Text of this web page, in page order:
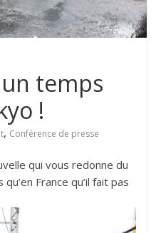
temps
!
, Conférence de presse
qui vous redonne du
France qu’il fait pas